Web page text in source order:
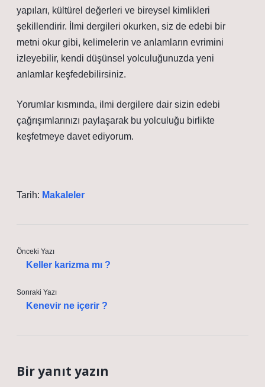
yapıları, kültürel değerleri ve bireysel kimlikleri
şekillendirir. İlmi dergileri okurken, siz de edebi bir
metni okur gibi, kelimelerin ve anlamların evrimini
izleyebilir, kendi düşünsel yolculuğunuzda yeni
anlamlar keşfedebilirsiniz.
Yorumlar kısmında, ilmi dergilere dair sizin edebi
çağrışımlarınızı paylaşarak bu yolculuğu birlikte
keşfetmeye davet ediyorum.
Tarih: Makaleler
Önceki Yazı
Keller karizma mı ?
Sonraki Yazı
Kenevir ne içerir ?
Bir yanıt yazın